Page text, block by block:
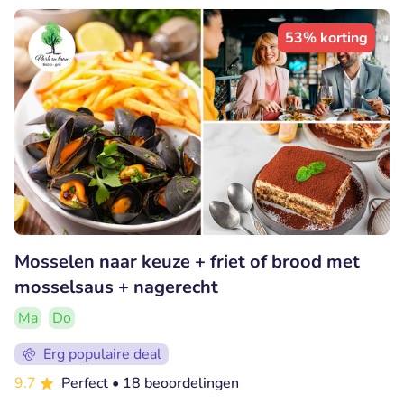
53% korting
Mosselen naar keuze + friet of brood met
mosselsaus + nagerecht
Ma
Do
Erg populaire deal
9.7
Perfect • 18 beoordelingen